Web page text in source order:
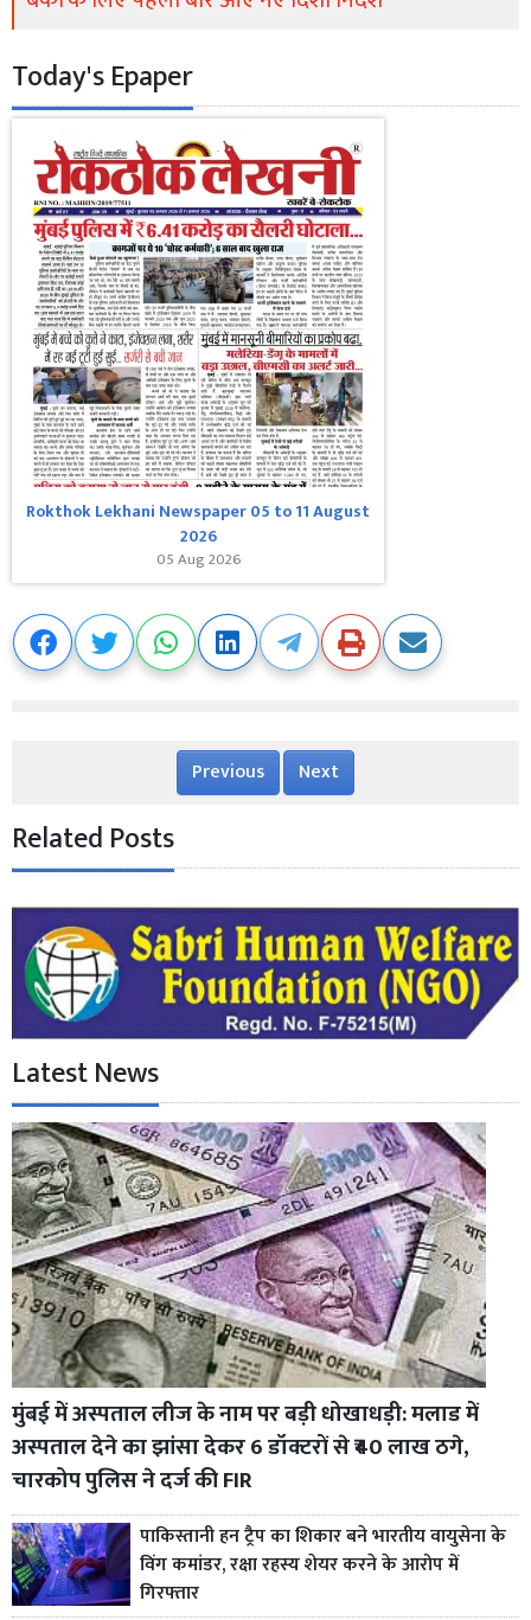
Today's Epaper
Rokthok Lekhani Newspaper 05 to 11 August
2026
05 Aug 2026
Previous Next
Related Posts
Latest News
मुंबई में अस्पताल लीज के नाम पर बड़ी धोखाधड़ी: मलाड में
अस्पताल देने का झांसा देकर 6 डॉक्टरों से ₹40 लाख ठगे,
चारकोप पुलिस ने दर्ज की FIR
पाकिस्तानी हन ट्रैप का शिकार बने भारतीय वायुसेना के
विंग कमांडर, रक्षा रहस्य शेयर करने के आरोप में
गिरफ्तार